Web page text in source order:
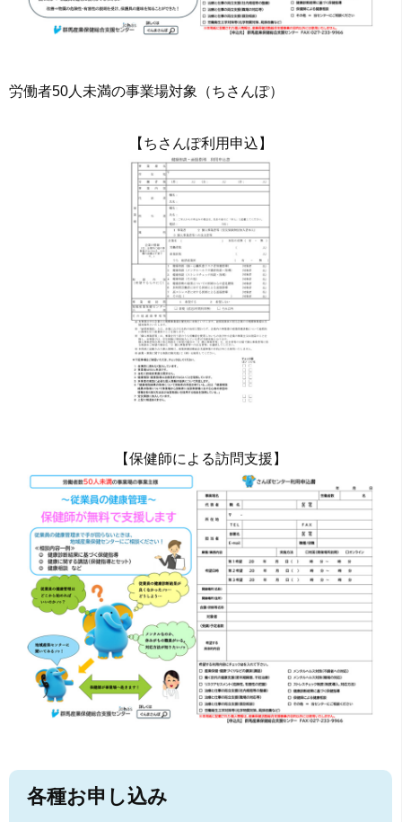
労働者50人未満の事業場対象（ちさんぽ）
【ちさんぽ利用申込】
【保健師による訪問支援】
各種お申し込み